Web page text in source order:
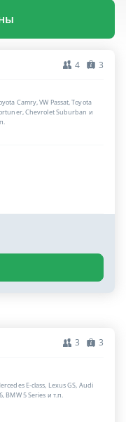
4 3
Camry, VW Passat, Toyota
Chevrolet Suburban и
3 3
E-class, Lexus GS, Audi
BMW 5 Series и т.п.